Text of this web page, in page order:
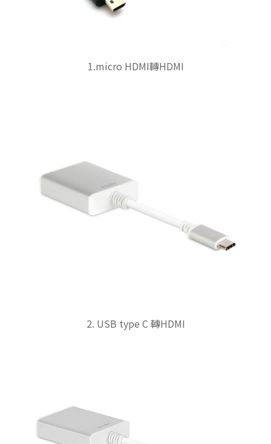
1.micro HDMI轉HDMI
2. USB type C 轉HDMI